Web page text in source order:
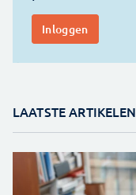
LAATSTE ARTIKELEN